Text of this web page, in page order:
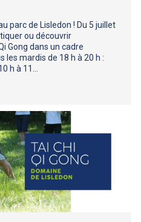
parc de Lisledon ! Du 5 juillet
ou découvrir
Gong dans un cadre
les mardis de 18 h à 20 h :
h à 11…